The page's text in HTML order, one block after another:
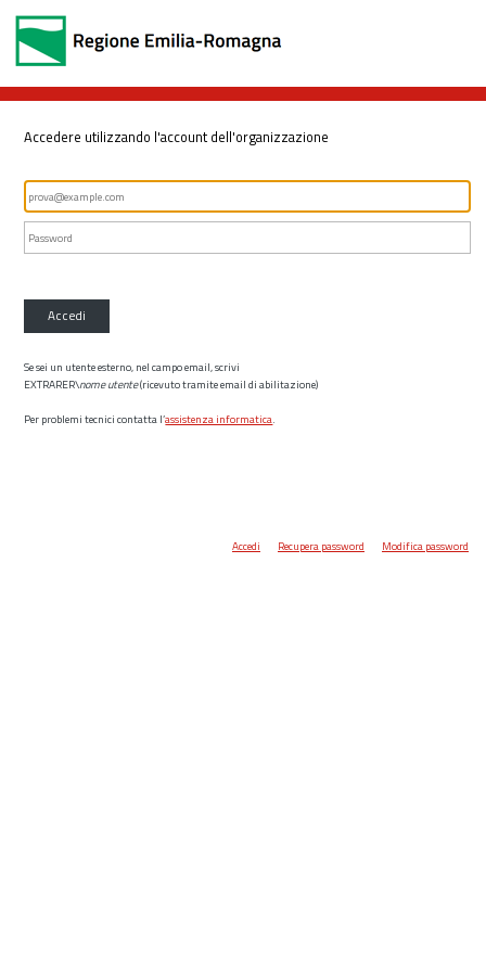
Accedere utilizzando l'account dell'organizzazione
Accedi
Se sei un utente esterno, nel campo email, scrivi
EXTRARER\nome utente(ricevuto tramite email di abilitazione)
Per problemi tecnici contatta l’assistenza informatica.
Accedi Recupera password Modifica password